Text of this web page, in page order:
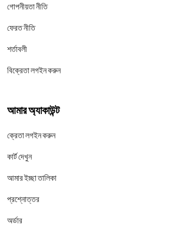
গোপনীয়তা নীতি
ফেরত নীতি
শর্তাবলী
বিক্রেতা লগইন করুন
আমার অ্যাকাউন্ট
ক্রেতা লগইন করুন
কার্ট দেখুন
আমার ইচ্ছা তালিকা
প্রশ্নোত্তর
অর্ডার